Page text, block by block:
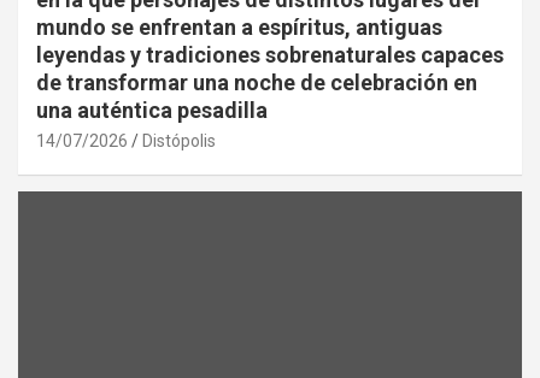
mundo se enfrentan a espíritus, antiguas
leyendas y tradiciones sobrenaturales capaces
de transformar una noche de celebración en
una auténtica pesadilla
14/07/2026 Distópolis